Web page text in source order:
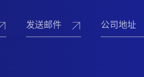
发送邮件 公司地址